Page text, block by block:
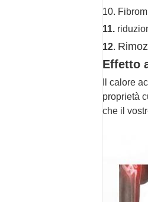
10.
11.
12.
Effetto
Il calore
proprietà
che il